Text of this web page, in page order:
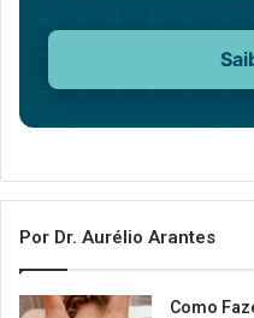
Por Dr. Aurélio Arantes
Como